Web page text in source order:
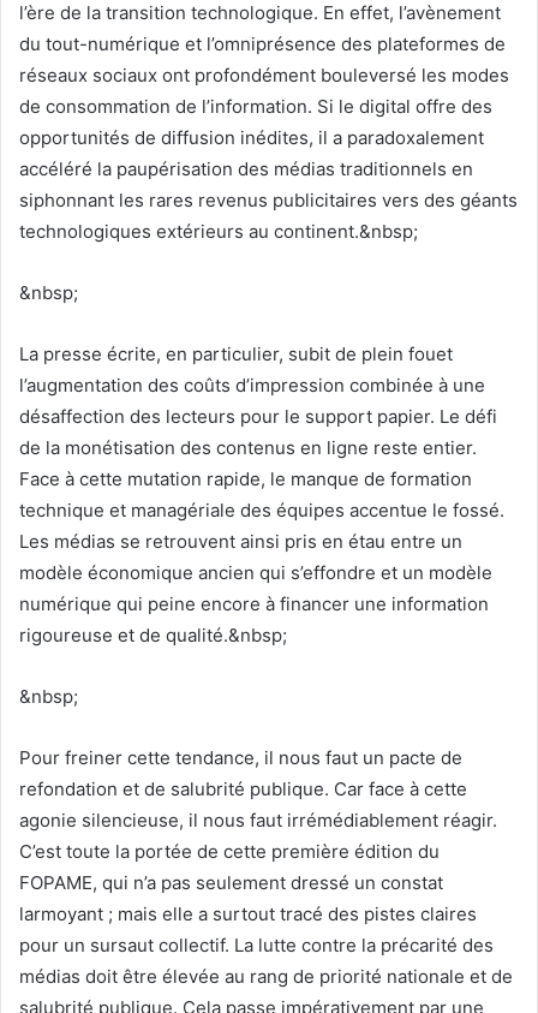
l’ère de la transition technologique. En effet, l’avènement
du tout-numérique et l’omniprésence des plateformes de
réseaux sociaux ont profondément bouleversé les modes
de consommation de l’information. Si le digital offre des
opportunités de diffusion inédites, il a paradoxalement
accéléré la paupérisation des médias traditionnels en
siphonnant les rares revenus publicitaires vers des géants
technologiques extérieurs au continent.&nbsp;
&nbsp;
La presse écrite, en particulier, subit de plein fouet
l’augmentation des coûts d’impression combinée à une
désaffection des lecteurs pour le support papier. Le défi
de la monétisation des contenus en ligne reste entier.
Face à cette mutation rapide, le manque de formation
technique et managériale des équipes accentue le fossé.
Les médias se retrouvent ainsi pris en étau entre un
modèle économique ancien qui s’effondre et un modèle
numérique qui peine encore à financer une information
rigoureuse et de qualité.&nbsp;
&nbsp;
Pour freiner cette tendance, il nous faut un pacte de
refondation et de salubrité publique. Car face à cette
agonie silencieuse, il nous faut irrémédiablement réagir.
C’est toute la portée de cette première édition du
FOPAME, qui n’a pas seulement dressé un constat
larmoyant ; mais elle a surtout tracé des pistes claires
pour un sursaut collectif. La lutte contre la précarité des
médias doit être élevée au rang de priorité nationale et de
salubrité publique. Cela passe impérativement par une